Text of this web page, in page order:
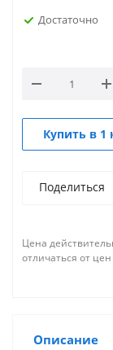
Достаточно
Купить в 1
Поделиться
Цена
отличаться от
Описание